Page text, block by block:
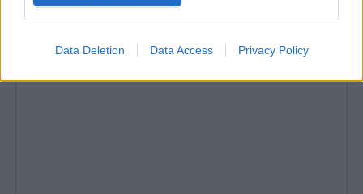
Data Deletion Data Access Privacy Policy